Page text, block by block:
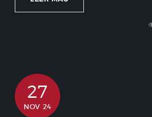
27
NOV 24